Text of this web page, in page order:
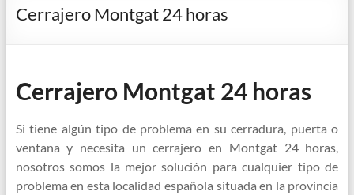
Cerrajero Montgat 24 horas
Cerrajero Montgat 24 horas
Si tiene algún tipo de problema en su cerradura, puerta o
ventana y necesita un cerrajero en Montgat 24 horas,
nosotros somos la mejor solución para cualquier tipo de
problema en esta localidad española situada en la provincia